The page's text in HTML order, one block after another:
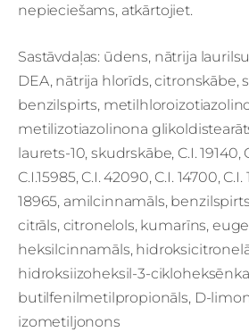
nepieciešams, atkārtojiet.
Sastāvdaļas: ūdens, nātrija
DEA, nātrija hlorīds, citronskābe,
benzilspirts,
metilizotiazolinona
laurets-10, skudrskābe, C.I. 19140,
C.I.15985, C.I. 42090, C.I. 14700,
18965, amilcinnamāls,
citrāls, citronelols, kumarīns,
heksilcinnamāls,
hidroksiizoheksil-3-
butilfenilmetilpropionāls, D-
izometiljonons